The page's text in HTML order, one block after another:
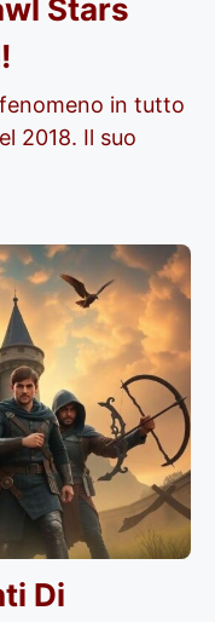
Stars
in tutto
2018. Il suo
Di